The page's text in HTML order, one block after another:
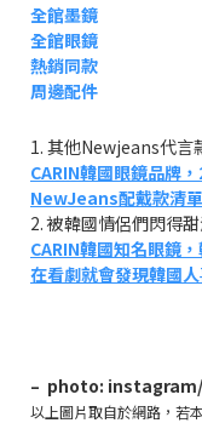
全館墨鏡
全館眼鏡
熱銷同款
周邊配件
1. 其他Newjeans代言
CARIN韓國眼鏡品牌
NewJeans配戴款清單
2. 被韓國情侶們閃得
CARIN韓國知名眼鏡
在看劇就會發現韓國
– photo: instagram/
以上圖片取自於網路，若